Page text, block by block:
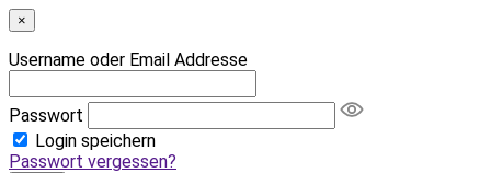
×
Username oder Email Addresse
Passwort
Login speichern
Passwort vergessen?